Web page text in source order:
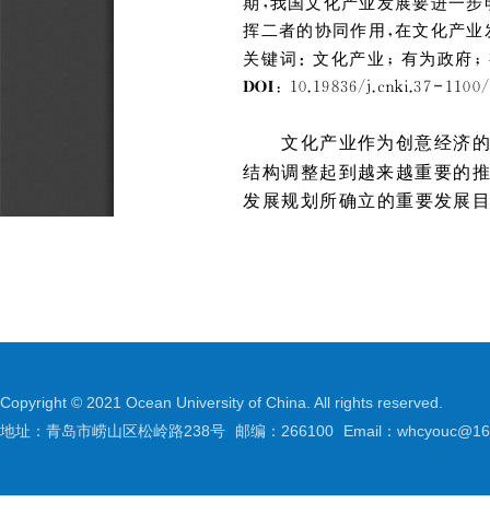
Copyright © 2021 Ocean University of China. All rights reserved.
地址：青岛市崂山区松岭路238号
邮编：266100 Email：